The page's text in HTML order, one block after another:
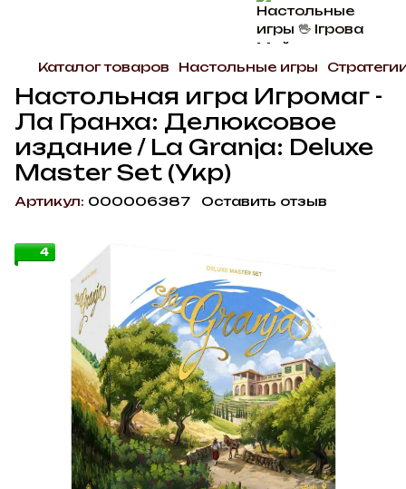
Каталог товаров Настольные игры
Настольная игра Игромаг -
Ла Гранха: Делюксовое
издание / La Granja: Deluxe
Master Set (Укр)
Артикул: 000006387 Оставить отзыв
4